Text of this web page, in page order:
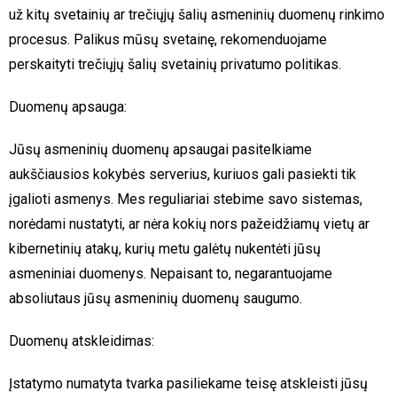
už kitų svetainių ar trečiųjų šalių asmeninių duomenų rinkimo
procesus. Palikus mūsų svetainę, rekomenduojame
perskaityti trečiųjų šalių svetainių privatumo politikas.
Duomenų apsauga:
Jūsų asmeninių duomenų apsaugai pasitelkiame
aukščiausios kokybės serverius, kuriuos gali pasiekti tik
įgalioti asmenys. Mes reguliariai stebime savo sistemas,
norėdami nustatyti, ar nėra kokių nors pažeidžiamų vietų ar
kibernetinių atakų, kurių metu galėtų nukentėti jūsų
asmeniniai duomenys. Nepaisant to, negarantuojame
absoliutaus jūsų asmeninių duomenų saugumo.
Duomenų atskleidimas:
Įstatymo numatyta tvarka pasiliekame teisę atskleisti jūsų